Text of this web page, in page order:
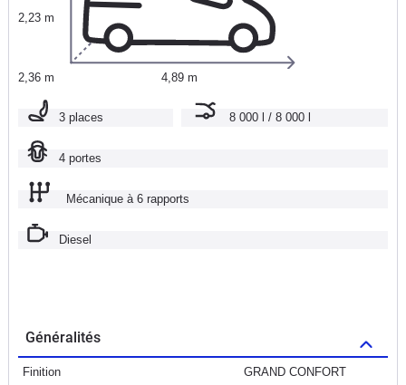
2,23 m
2,36 m 4,89 m
3 places 8 000 l / 8 000 l
4 portes
Mécanique à 6 rapports
Diesel
Généralités
Finition GRAND CONFORT